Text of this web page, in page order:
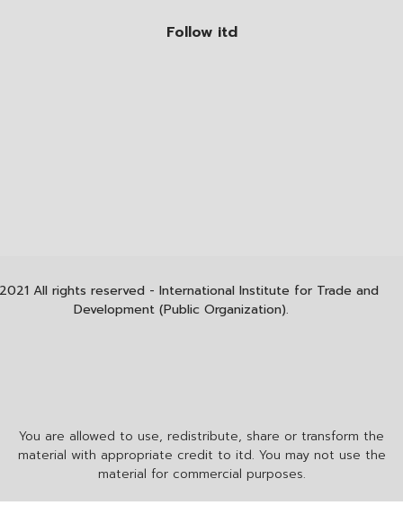
Follow itd
You are allowed to use, redistribute, share or transform the
material with appropriate credit to itd. You may not use the
material for commercial purposes.
All rights reserved - International Institute for Trade and
Development (Public Organization).